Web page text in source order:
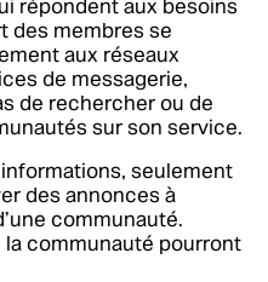
répondent aux besoins
des membres se
aux réseaux
de messagerie,
de rechercher ou de
sur son service.
seulement
des annonces à
communauté.
communauté pourront